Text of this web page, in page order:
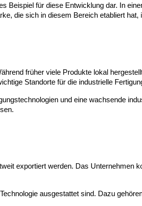
Beispiel für diese Entwicklung dar. In
die sich in diesem Bereich etabliert hat,
früher viele Produkte lokal
Standorte für die industrielle
und eine wachsende
exportiert werden. Das Unternehmen
ausgestattet sind. Dazu